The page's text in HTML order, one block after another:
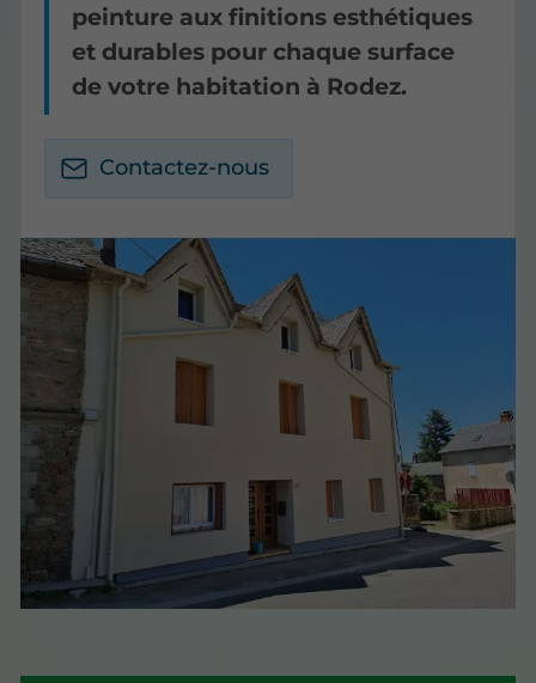
peinture aux finitions esthétiques
et durables pour chaque surface
de votre habitation à Rodez.
Contactez-nous